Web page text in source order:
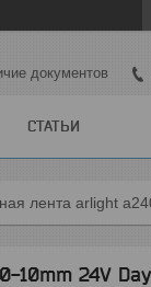
документов
СТАТЬИ
10mm 24V